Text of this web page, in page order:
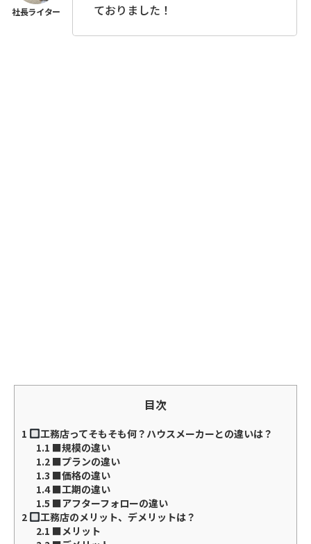
ておりました！
目次
1
工務店ってそもそも何？ハウスメーカーとの違いは？
1.1 ■規模の違い
1.2 ■プランの違い
1.3 ■価格の違い
1.4■工期の違い
1.5 ■アフターフォローの違い
2
工務店のメリット、デメリットは？
2.1 ■メリット